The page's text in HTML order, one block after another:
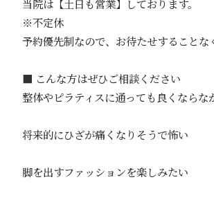
当院は【土日も営業】しております。
※不定休
予約優先制なので、お待たせすることな
■ こんな方はぜひご相談ください
整体やピラティスに通っても良くならな
将来的にひざが痛くなりそうで怖い
脚を出すファッションを楽しみたい